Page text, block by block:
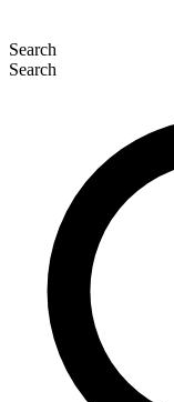
Search
Search